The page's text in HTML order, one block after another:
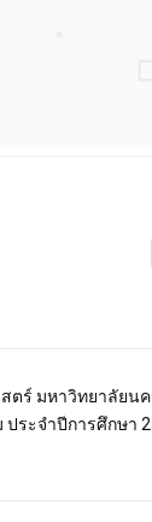
ตร์ มหาวิทยาลัยน
ม ประจำปีการศึกษา